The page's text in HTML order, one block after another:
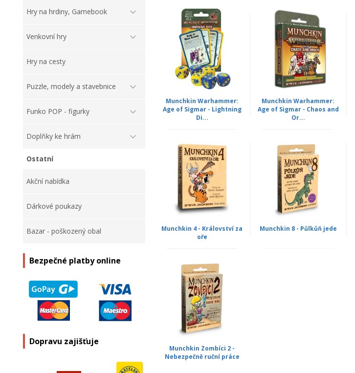
Hry na hrdiny, Gamebook
Venkovní hry
Hry na cesty
Puzzle, modely a stavebnice
Funko POP - figurky
Doplňky ke hrám
Ostatní
Akční nabídka
Dárkové poukazy
Bazar - poškozený obal
Bezpečné platby online
Dopravu zajišťuje
Munchkin Warhammer:
Age of Sigmar - Lightning
Di...
Munchkin Warhammer:
Age of Sigmar - Chaos and
Or...
Munchkin 4 - Království za
oře
Munchkin 8 - Půlkůň jede
Munchkin Zombíci 2 -
Nebezpečně ruční práce